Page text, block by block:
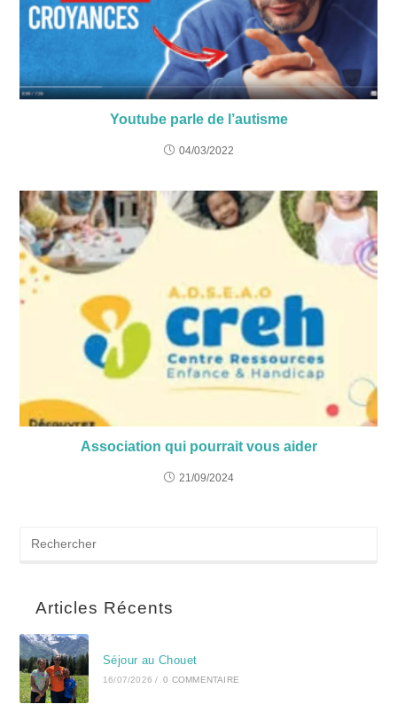
Youtube parle de l’autisme
04/03/2022
Association qui pourrait vous aider
21/09/2024
Articles Récents
Séjour au Chouet
16/07/2026 / 0 COMMENTAIRE